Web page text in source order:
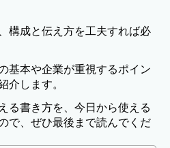
構成と伝え方を工夫すれば必
基本や企業が重視するポイン
介します。
る書き方を、今日から使える
で、ぜひ最後まで読んでくだ